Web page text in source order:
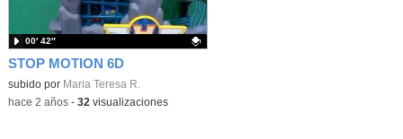
STOP MOTION 6D
Contenido educativo.
subido por Maria Teresa R.
00′ 42″
-hace 2 años- 32 visualizaciones